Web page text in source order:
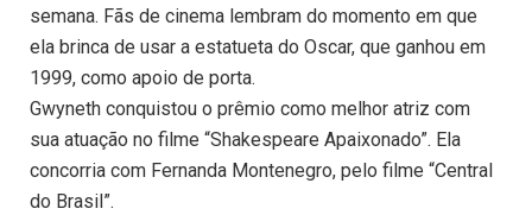
semana. Fãs de cinema lembram do momento em que
ela brinca de usar a estatueta do Oscar, que ganhou em
1999, como apoio de porta.
Gwyneth conquistou o prêmio como melhor atriz com
sua atuação no filme “Shakespeare Apaixonado”. Ela
concorria com Fernanda Montenegro, pelo filme “Central
do Brasil”.